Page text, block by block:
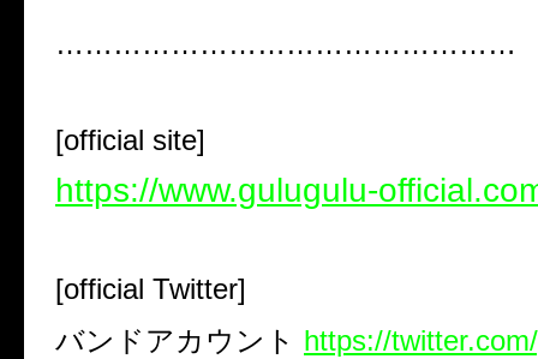
…………………………………………
[official site]
https://www.gulugulu-
[official Twitter]
バンドアカウント https://